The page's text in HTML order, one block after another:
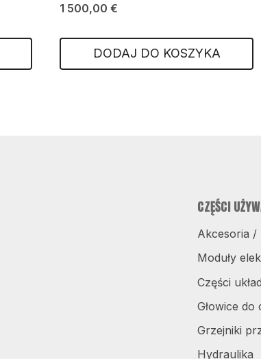
1 500,00 €
DODAJ DO KOSZYKA
CZĘŚCI
Akcesoria /
Moduły
Części
Głowice do
Grzejniki
Hydraulika